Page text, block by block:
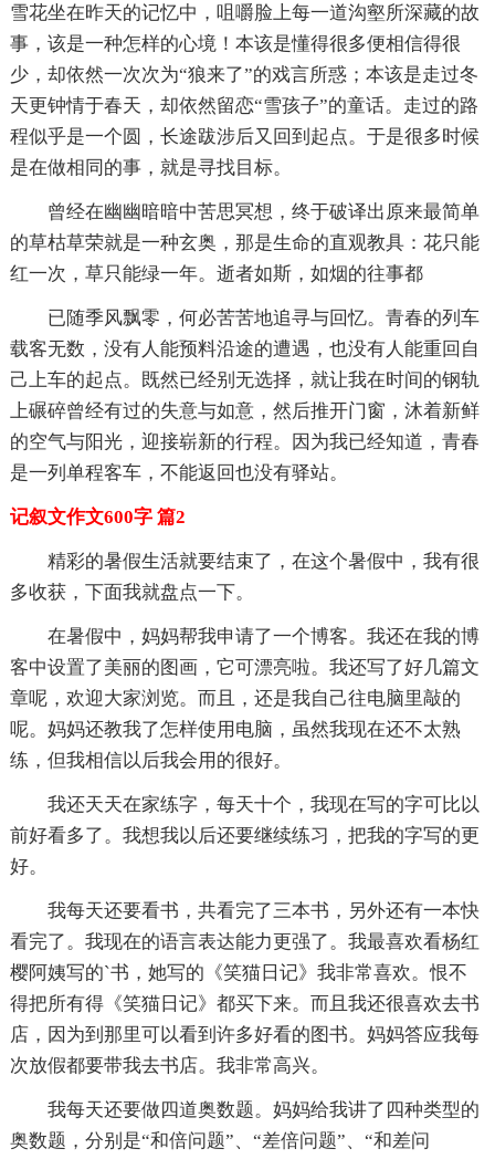
雪花坐在昨天的记忆中，咀嚼脸上每一道沟壑所深藏的故
事，该是一种怎样的心境！本该是懂得很多便相信得很
少，却依然一次次为“狼来了”的戏言所惑；本该是走过冬
天更钟情于春天，却依然留恋“雪孩子”的童话。走过的路
程似乎是一个圆，长途跋涉后又回到起点。于是很多时候
是在做相同的事，就是寻找目标。
曾经在幽幽暗暗中苦思冥想，终于破译出原来最简单
的草枯草荣就是一种玄奥，那是生命的直观教具：花只能
红一次，草只能绿一年。逝者如斯，如烟的往事都
已随季风飘零，何必苦苦地追寻与回忆。青春的列车
载客无数，没有人能预料沿途的遭遇，也没有人能重回自
己上车的起点。既然已经别无选择，就让我在时间的钢轨
上碾碎曾经有过的失意与如意，然后推开门窗，沐着新鲜
的空气与阳光，迎接崭新的行程。因为我已经知道，青春
是一列单程客车，不能返回也没有驿站。
记叙文作文600字 篇2
精彩的暑假生活就要结束了，在这个暑假中，我有很
多收获，下面我就盘点一下。
在暑假中，妈妈帮我申请了一个博客。我还在我的博
客中设置了美丽的图画，它可漂亮啦。我还写了好几篇文
章呢，欢迎大家浏览。而且，还是我自己往电脑里敲的
呢。妈妈还教我了怎样使用电脑，虽然我现在还不太熟
练，但我相信以后我会用的很好。
我还天天在家练字，每天十个，我现在写的字可比以
前好看多了。我想我以后还要继续练习，把我的字写的更
好。
我每天还要看书，共看完了三本书，另外还有一本快
看完了。我现在的语言表达能力更强了。我最喜欢看杨红
樱阿姨写的`书，她写的《笑猫日记》我非常喜欢。恨不
得把所有得《笑猫日记》都买下来。而且我还很喜欢去书
店，因为到那里可以看到许多好看的图书。妈妈答应我每
次放假都要带我去书店。我非常高兴。
我每天还要做四道奥数题。妈妈给我讲了四种类型的
奥数题，分别是“和倍问题”、“差倍问题”、“和差问